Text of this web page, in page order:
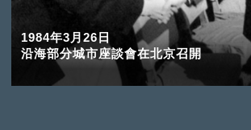
1984年3月26日
沿海部分城市座談會在北京召開